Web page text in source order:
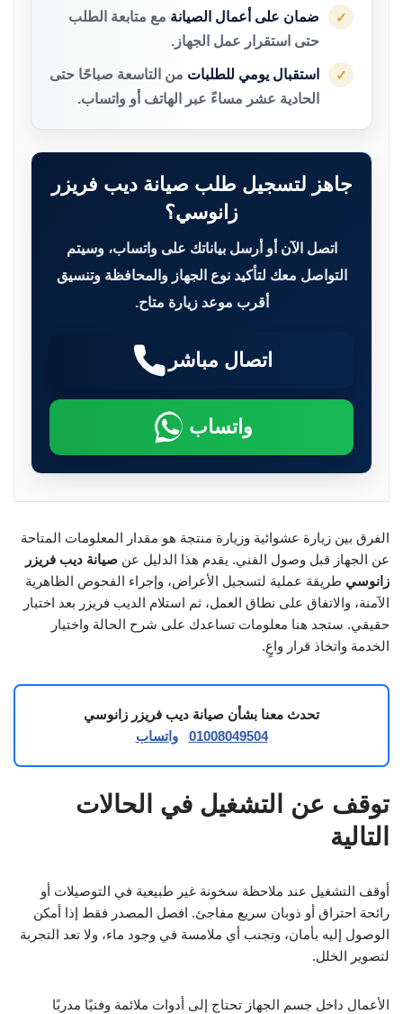
✓ ضمان على أعمال الصيانة مع متابعة الطلب
حتى استقرار عمل الجهاز.
✓ استقبال يومي للطلبات من التاسعة صباحًا حتى
الحادية عشر مساءً عبر الهاتف أو واتساب.
جاهز لتسجيل طلب صيانة ديب فريزر
زانوسي؟
اتصل الآن أو أرسل بياناتك على واتساب، وسيتم
التواصل معك لتأكيد نوع الجهاز والمحافظة وتنسيق
أقرب موعد زيارة متاح.
اتصال مباشر
واتساب
الفرق بين زيارة عشوائية وزيارة منتجة هو مقدار المعلومات المتاحة
عن الجهاز قبل وصول الفني. يقدم هذا الدليل عن صيانة ديب فريزر
زانوسي طريقة عملية لتسجيل الأعراض، وإجراء الفحوص الظاهرية
الآمنة، والاتفاق على نطاق العمل، ثم استلام الديب فريزر بعد اختبار
حقيقي. ستجد هنا معلومات تساعدك على شرح الحالة واختيار
الخدمة واتخاذ قرار واعٍ.
تحدث معنا بشأن صيانة ديب فريزر زانوسي
01008049504
واتساب
توقف عن التشغيل في الحالات
التالية
أوقف التشغيل عند ملاحظة سخونة غير طبيعية في التوصيلات أو
رائحة احتراق أو ذوبان سريع مفاجئ. افصل المصدر فقط إذا أمكن
الوصول إليه بأمان، وتجنب أي ملامسة في وجود ماء، ولا تعد التجربة
لتصوير الخلل.
الأعمال داخل جسم الجهاز تحتاج إلى أدوات ملائمة وفنيًا مدربًا